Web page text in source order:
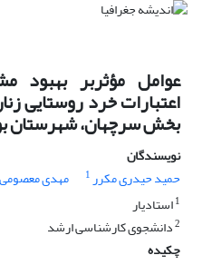
عوامل مؤثربر
اعتبارات خرد روستایی
بخش سرچهان، شهرستان
نویسندگان
حمید حیدری مکرر1 مهدی
1استادیار
2دانشجوی کارشناسی ارشد
چکیده